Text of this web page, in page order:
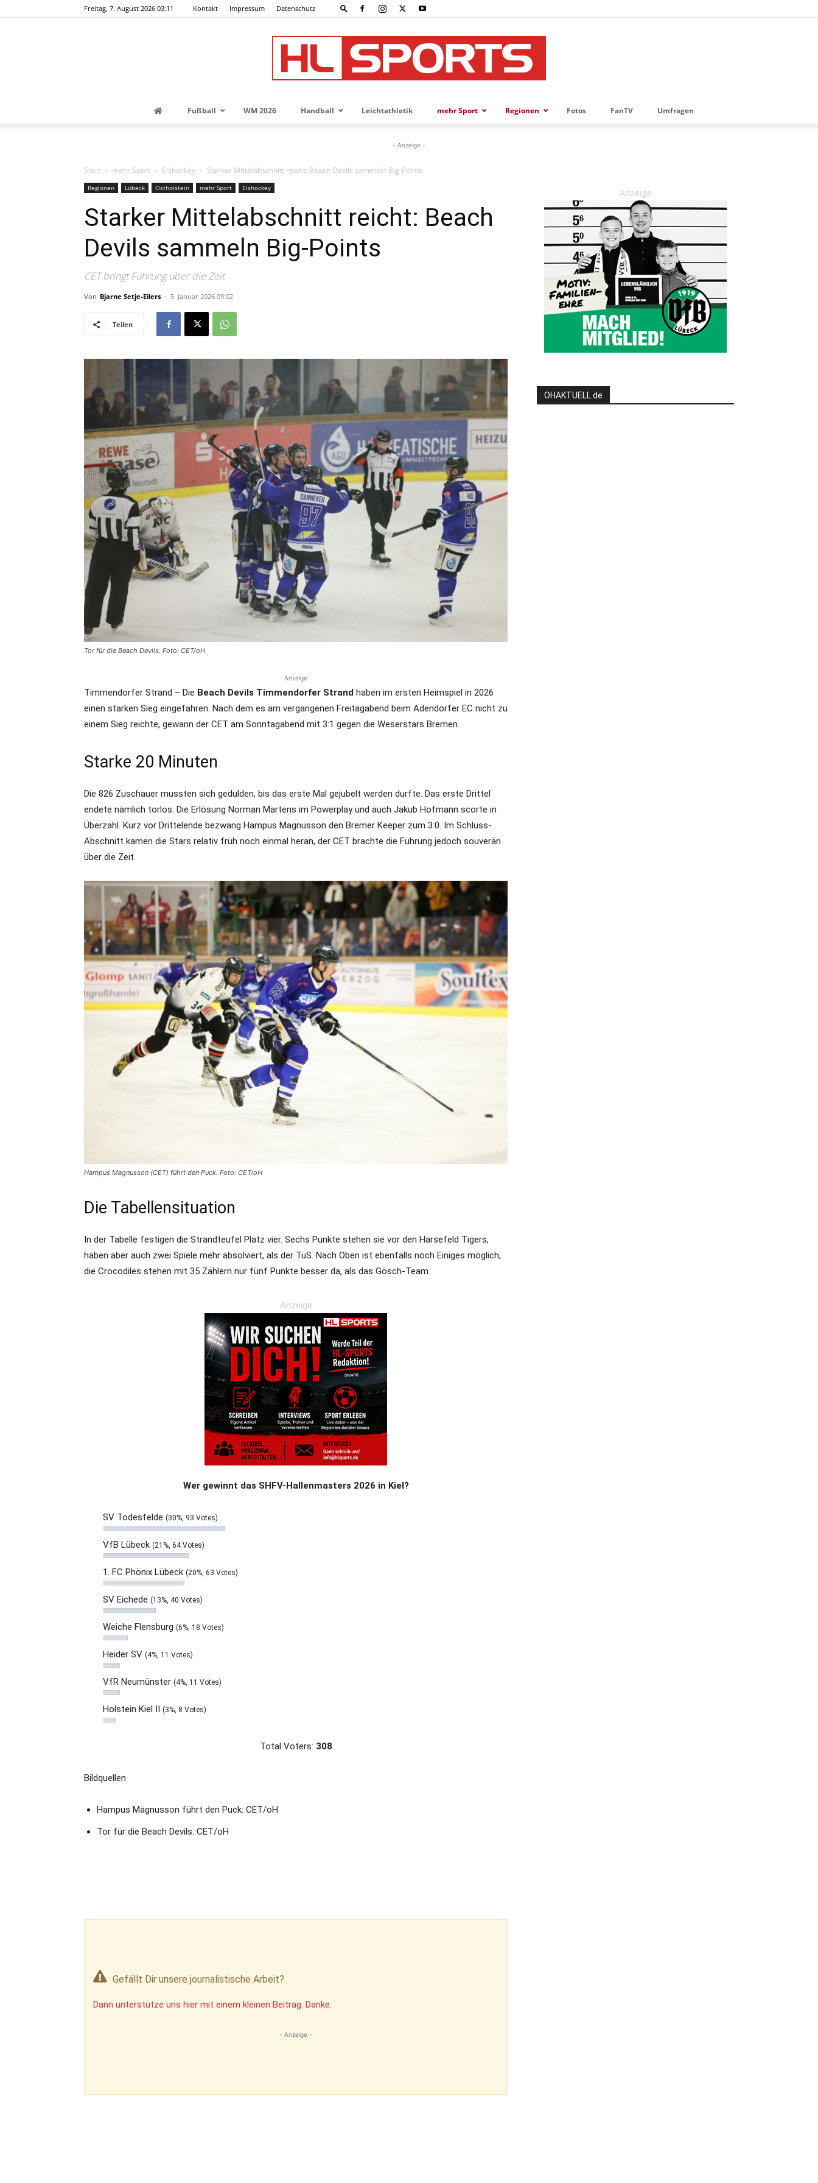
Freitag, 7. August 2026 03:11 Kontakt Impressum Datenschutz
Sport-
News
Fußball WM 2026 Handball Leichtathletik mehr Sport Regionen Fotos FanTV Umfragen
- Anzeige -
Start mehr Sport Eishockey Starker Mittelabschnitt reicht: Beach Devils sammeln Big-Points
Regionen Lübeck Ostholstein mehr Sport Eishockey
Starker Mittelabschnitt reicht: Beach
Devils sammeln Big-Points
CET bringt Führung über die Zeit
Von Bjarne Setje-Eilers - 5. Januar 2026 09:02
Teilen
Tor für die Beach Devils. Foto: CET/oH
Anzeige
Timmendorfer Strand – Die Beach Devils Timmendorfer Strand haben im ersten Heimspiel in 2026
einen starken Sieg eingefahren. Nach dem es am vergangenen Freitagabend beim Adendorfer EC nicht zu
einem Sieg reichte, gewann der CET am Sonntagabend mit 3:1 gegen die Weserstars Bremen.
Starke 20 Minuten
Die 826 Zuschauer mussten sich gedulden, bis das erste Mal gejubelt werden durfte. Das erste Drittel
endete nämlich torlos. Die Erlösung Norman Martens im Powerplay und auch Jakub Hofmann scorte in
Überzahl. Kurz vor Drittelende bezwang Hampus Magnusson den Bremer Keeper zum 3:0. Im Schluss-
Abschnitt kamen die Stars relativ früh noch einmal heran, der CET brachte die Führung jedoch souverän
über die Zeit.
Hampus Magnusson (CET) führt den Puck. Foto: CET/oH
Die Tabellensituation
In der Tabelle festigen die Strandteufel Platz vier. Sechs Punkte stehen sie vor den Harsefeld Tigers,
haben aber auch zwei Spiele mehr absolviert, als der TuS. Nach Oben ist ebenfalls noch Einiges möglich,
die Crocodiles stehen mit 35 Zählern nur fünf Punkte besser da, als das Gösch-Team.
Anzeige
Wer gewinnt das SHFV-Hallenmasters 2026 in Kiel?
SV Todesfelde (30%, 93 Votes)
VfB Lübeck (21%, 64 Votes)
1. FC Phönix Lübeck (20%, 63 Votes)
SV Eichede (13%, 40 Votes)
Weiche Flensburg (6%, 18 Votes)
Heider SV (4%, 11 Votes)
VfR Neumünster (4%, 11 Votes)
Holstein Kiel II (3%, 8 Votes)
Total Voters: 308
Bildquellen
Hampus Magnusson führt den Puck: CET/oH
Tor für die Beach Devils: CET/oH
Gefällt Dir unsere journalistische Arbeit?
Dann unterstütze uns hier mit einem kleinen Beitrag. Danke.
- Anzeige -
Anzeige
OHAKTUELL.de